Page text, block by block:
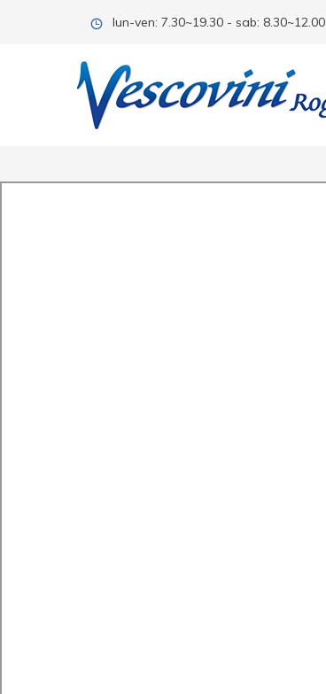
lun-ven: 7.30~19.30 - sab: 8.30~12.00